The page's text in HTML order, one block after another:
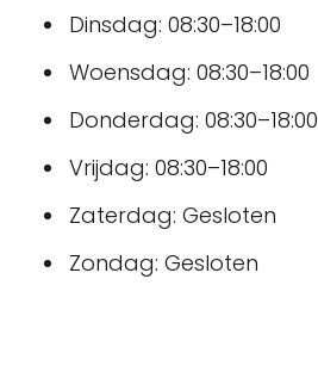
Dinsdag: 08:30–18:00
Woensdag: 08:30–18:00
Donderdag: 08:30–18:00
Vrijdag: 08:30–18:00
Zaterdag: Gesloten
Zondag: Gesloten